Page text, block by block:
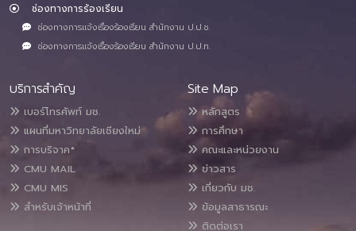
ช่องทางการร้องเรียน
ช่องทางการแจ้งเรื่องร้องเรียน สำนักงาน ป.ป.ช.
ช่องทางการแจ้งเรื่องร้องเรียน สำนักงาน ป.ป.ท.
บริการสำคัญ
เบอร์โทรศัพท์ มช.
แผนที่มหาวิทยาลัยเชียงใหม่
การบริจาค*
CMU MAIL
CMU MIS
สำหรับเจ้าหน้าที่
Site Map
หลักสูตร
การศึกษา
คณะและหน่วยงาน
ข่าวสาร
เกี่ยวกับ มช.
ข้อมูลสาธารณะ
ติดต่อเรา